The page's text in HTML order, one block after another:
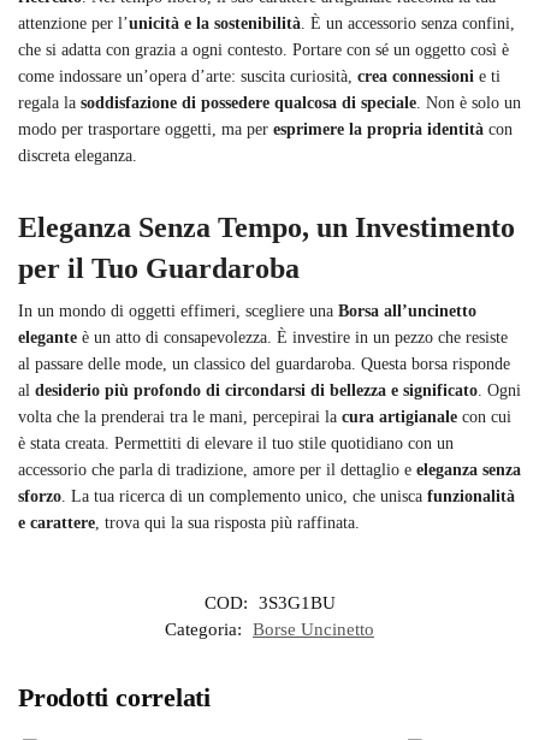
attenzione per l’unicità e la sostenibilità. È un accessorio senza confini,
che si adatta con grazia a ogni contesto. Portare con sé un oggetto così è
come indossare un’opera d’arte: suscita curiosità, crea connessioni e ti
regala la soddisfazione di possedere qualcosa di speciale. Non è solo un
modo per trasportare oggetti, ma per esprimere la propria identità con
discreta eleganza.
Eleganza Senza Tempo, un Investimento
per il Tuo Guardaroba
In un mondo di oggetti effimeri, scegliere una Borsa all’uncinetto
elegante è un atto di consapevolezza. È investire in un pezzo che resiste
al passare delle mode, un classico del guardaroba. Questa borsa risponde
al desiderio più profondo di circondarsi di bellezza e significato. Ogni
volta che la prenderai tra le mani, percepirai la cura artigianale con cui
è stata creata. Permettiti di elevare il tuo stile quotidiano con un
accessorio che parla di tradizione, amore per il dettaglio e eleganza senza
sforzo. La tua ricerca di un complemento unico, che unisca funzionalità
e carattere, trova qui la sua risposta più raffinata.
COD:
3S3G1BU
Categoria:
Borse Uncinetto
Prodotti correlati